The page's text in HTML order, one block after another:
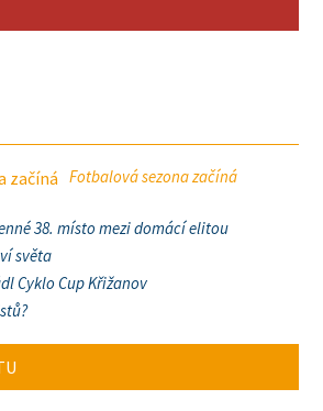
Fotbalová sezona začíná
38. místo mezi domácí elitou
světa
Cyklo Cup Křižanov